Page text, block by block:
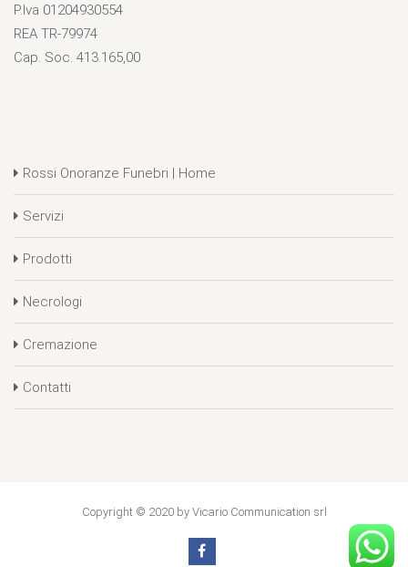
P.Iva 01204930554
REA TR-79974
Cap. Soc. 413.165,00
Rossi Onoranze Funebri | Home
Servizi
Prodotti
Necrologi
Cremazione
Contatti
Copyright © 2020 by Vicario Communication srl